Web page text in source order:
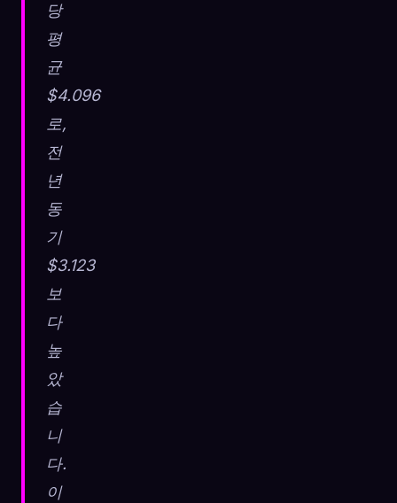
당
평
균
$4.096
로,
전
년
동
기
$3.123
보
다
높
았
습
니
다.
이